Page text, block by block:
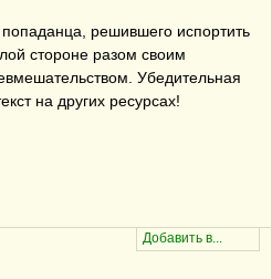
решившего испортить
стороне разом своим
Убедительная
на других ресурсах!